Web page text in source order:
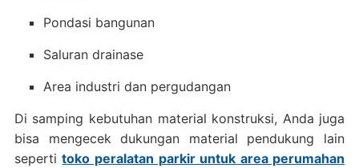
Pondasi bangunan
Saluran drainase
Area industri dan pergudangan
Di samping kebutuhan material konstruksi, Anda juga
bisa mengecek dukungan material pendukung lain
sepertitoko peralatan parkir untuk area perumahan